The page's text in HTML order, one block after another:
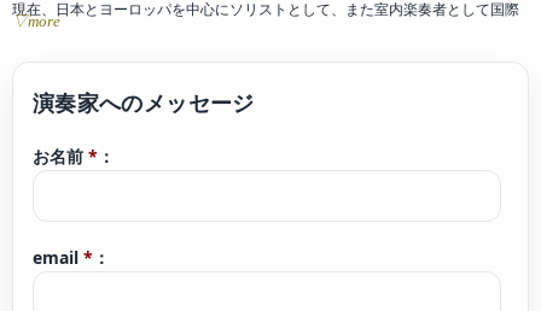
これまでにヴァイオリンを、佐藤明美、辰巳明子、恵藤久美子、Gerard Poulet
の各氏に師事。澤和樹、堀正文、松田拓之、木野雅之、Oleh Krysa、Habib
Kayalehの各氏に指導を受ける。室内楽を、景山誠治、若林顕、藤原浜雄、北
究員を務める。
現在、日本とヨーロッパを中心にソリストとして、また室内楽奏者として国際
（オーストリア）等にてソロリサイタルを行っている。
リリース。「レコード芸術」推薦に選出された。
▽more
お名前 * ：
email * ：